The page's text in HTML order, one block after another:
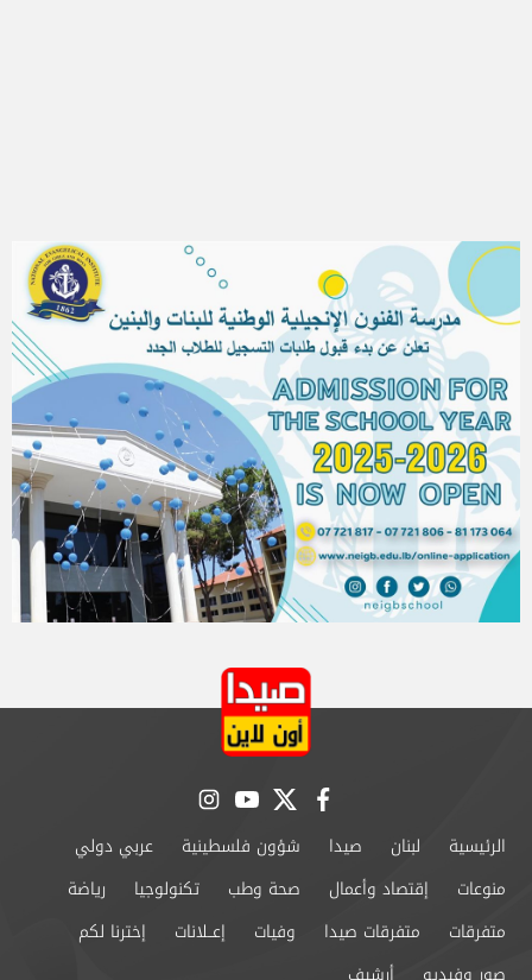
facebook
twitter
youtube
instagram
الرئيسية لبنان صيدا شؤون فلسطينية
عربي دولي
منوعات
إقتصاد وأعمال صحة وطب تكنولوجيا
رياضة
متفرقات
متفرقات صيدا وفيات إعــلانات
إخترنا لكم